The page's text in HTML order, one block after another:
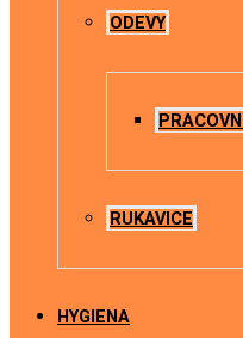
ODEVY
RUKAVICE
HYGIENA